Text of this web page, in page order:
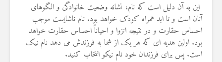
این به آن دلیل است که نام، نشانه وضعیت خانوادگی و الگوهای
آنان است و تا ابد همراه کودک خواهد بود. نام ناشایست موجب
احساس حقارت و در نتیجه انزوا و احیاناً احساس حقارت خواهد
بود. اولین هدیه ای که هر یک از شما به فرزندش می دهد نام نیک
است. پس برای فرزندان خود نام نیکو انتخاب کنید.